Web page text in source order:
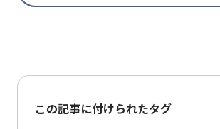
この記事に付けられたタグ